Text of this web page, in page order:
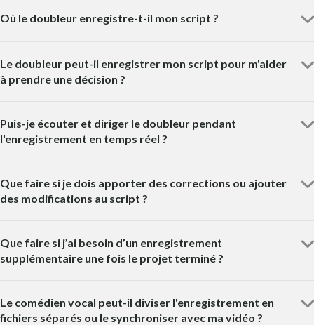
Où le doubleur enregistre-t-il mon script ?
Le doubleur peut-il enregistrer mon script pour m'aider
à prendre une décision ?
Puis-je écouter et diriger le doubleur pendant
l'enregistrement en temps réel ?
Que faire si je dois apporter des corrections ou ajouter
des modifications au script ?
Que faire si j’ai besoin d’un enregistrement
supplémentaire une fois le projet terminé ?
Le comédien vocal peut-il diviser l'enregistrement en
fichiers séparés ou le synchroniser avec ma vidéo ?